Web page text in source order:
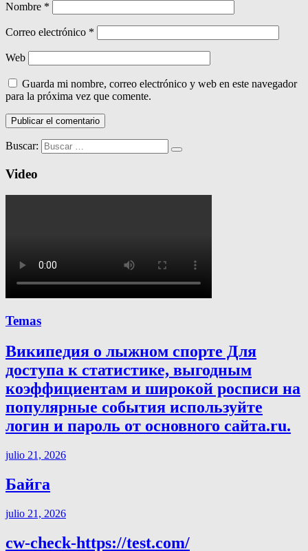
Nombre *
Correo electrónico *
Web
Guarda mi nombre, correo electrónico y web en este navegador
para la próxima vez que comente.
Buscar:
Video
Temas
Википедия о лыжном спорте Для
доступа к статистике, выгодным
коэффициентам и широкой росписи на
популярные события используйте
логин и пароль от основного сайта.ru.
julio 21, 2026
Байга
julio 21, 2026
cw-check-https://test.com/